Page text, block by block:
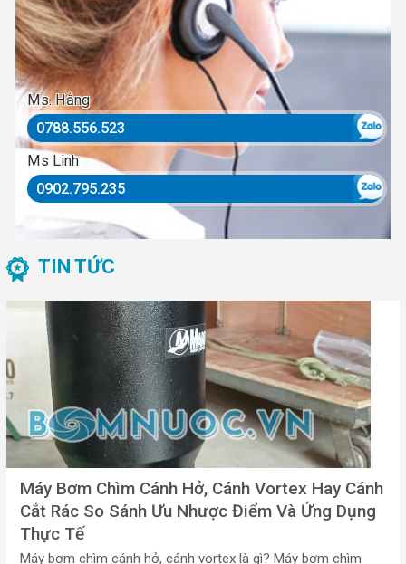
Ms. Hằng
0788.556.523
Ms Linh
0902.795.235
TIN TỨC
Máy Bơm Chìm Cánh Hở, Cánh Vortex Hay Cánh
Cắt Rác So Sánh Ưu Nhược Điểm Và Ứng Dụng
Thực Tế
Máy bơm chìm cánh hở, cánh vortex là gì? Máy bơm chìm